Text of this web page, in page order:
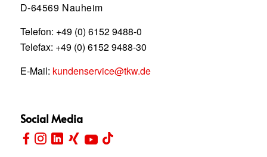
D-64569 Nauheim
Telefon: +49 (0) 6152 9488-0
Telefax: +49 (0) 6152 9488-30
E-Mail: kundenservice@tkw.de
Social Media